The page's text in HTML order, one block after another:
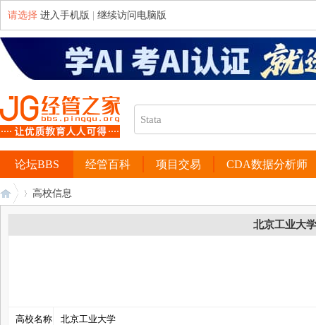
请选择 进入手机版 继续访问电脑版
经管百科 项目交易 CDA数据分析师
论坛BBS
高校信息
北京工业大学
高校名称 北京工业大学